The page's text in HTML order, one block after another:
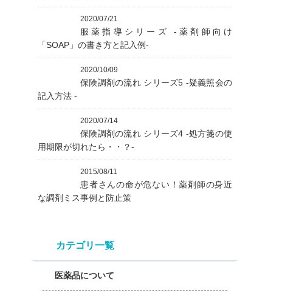
2020/07/21
服薬指導シリーズ ‐薬剤師向け
「SOAP」の書き方と記入例‐
2020/10/09
保険調剤の流れ シリーズ5 ‐疑義照会の
記入方法 ‐
2020/07/14
保険調剤の流れ シリーズ4 ‐処方箋の使
用期限が切れたら・・？‐
2015/08/11
患者さんの命が危ない！薬剤師の身近
な調剤ミス事例と防止策
カテゴリ一覧
医薬品について